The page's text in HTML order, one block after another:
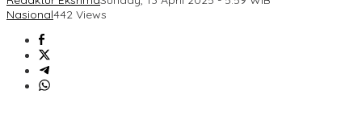
Nasional442 Views